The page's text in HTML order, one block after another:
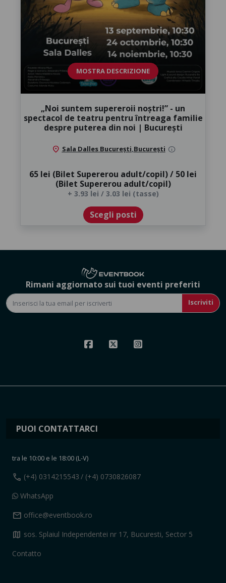
MOSTRA DESCRIZIONE
„Noi suntem supereroii noștri!” - un
spectacol de teatru pentru întreaga familie
despre puterea din noi | București
location_on Sala Dalles București București info
65 lei (Bilet Supererou adult/copil) / 50 lei
(Bilet Supererou adult/copil)
+ 3.93 lei / 3.03 lei (tasse)
Scegli posti
Rimani aggiornato sui tuoi eventi preferiti
Iscriviti
PUOI CONTATTARCI
tra le 10:00 e le 18:00 (L-V)
call (+4) 0314215543 / (+4) 0730826087
WhatsApp
mail office@eventbook.ro
map sos. Splaiul Independentei nr 17, Bucuresti, Sector 5
Contatto